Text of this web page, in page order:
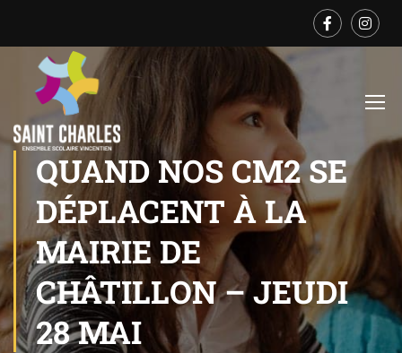
QUAND NOS CM2 SE
DÉPLACENT À LA
MAIRIE DE
CHÂTILLON – JEUDI
28 MAI